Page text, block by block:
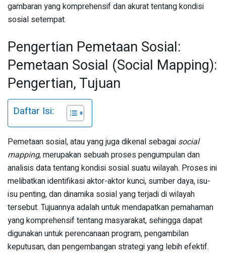
gambaran yang komprehensif dan akurat tentang kondisi
sosial setempat.
Pengertian Pemetaan Sosial:
Pemetaan Sosial (Social Mapping):
Pengertian, Tujuan
Daftar Isi:
Pemetaan sosial, atau yang juga dikenal sebagai social
mapping, merupakan sebuah proses pengumpulan dan
analisis data tentang kondisi sosial suatu wilayah. Proses ini
melibatkan identifikasi aktor-aktor kunci, sumber daya, isu-
isu penting, dan dinamika sosial yang terjadi di wilayah
tersebut. Tujuannya adalah untuk mendapatkan pemahaman
yang komprehensif tentang masyarakat, sehingga dapat
digunakan untuk perencanaan program, pengambilan
keputusan, dan pengembangan strategi yang lebih efektif.